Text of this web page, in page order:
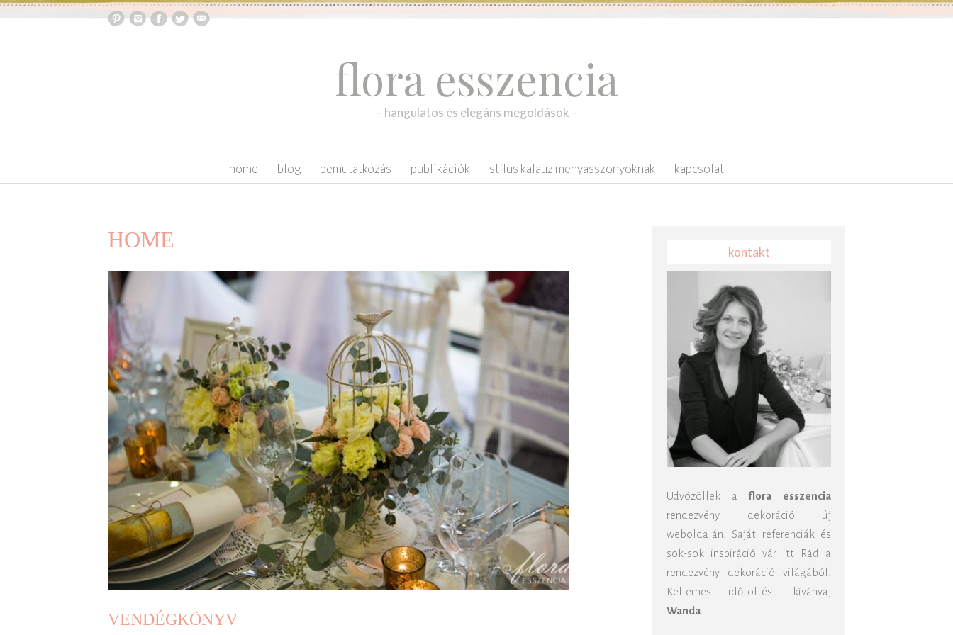
flora esszencia
– hangulatos és elegáns megoldások –
home blog bemutatkozás publikációk stílus kalauz menyasszonyoknak kapcsolat
HOME
VENDÉGKÖNYV
kontakt
Üdvözöllek aflora esszencia
rendezvény dekoráció új
weboldalán. Saját referenciák és
sok-sok inspiráció vár itt Rád a
rendezvény dekoráció világából.
Kellemes időtöltést kívánva,
Wanda